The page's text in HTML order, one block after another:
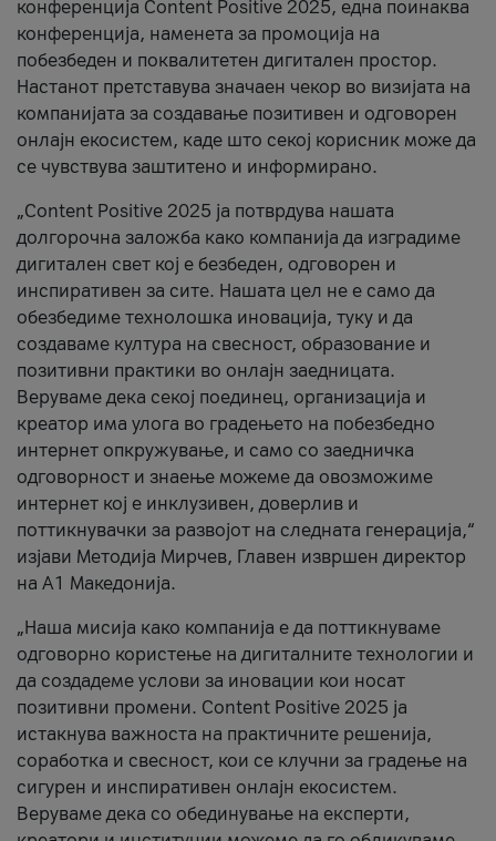
конференција Content Positive 2025, една поинаква
конференција, наменета за промоција на
побезбеден и поквалитетен дигитален простор.
Настанот претставува значаен чекор во визијата на
компанијата за создавање позитивен и одговорен
онлајн екосистем, каде што секој корисник може да
се чувствува заштитено и информирано.
„Content Positive 2025 ја потврдува нашата
долгорочна заложба како компанија да изградиме
дигитален свет кој е безбеден, одговорен и
инспиративен за сите. Нашата цел не е само да
обезбедиме технолошка иновација, туку и да
создаваме култура на свесност, образование и
позитивни практики во онлајн заедницата.
Веруваме дека секој поединец, организација и
креатор има улога во градењето на побезбедно
интернет опкружување, и само со заедничка
одговорност и знаење можеме да овозможиме
интернет кој е инклузивен, доверлив и
поттикнувачки за развојот на следната генерација,“
изјави Методија Мирчев, Главен извршен директор
на А1 Македонија.
„Наша мисија како компанија е да поттикнуваме
одговорно користење на дигиталните технологии и
да создадеме услови за иновации кои носат
позитивни промени. Content Positive 2025 ја
истакнува важноста на практичните решенија,
соработка и свесност, кои се клучни за градење на
сигурен и инспиративен онлајн екосистем.
Веруваме дека со обединување на експерти,